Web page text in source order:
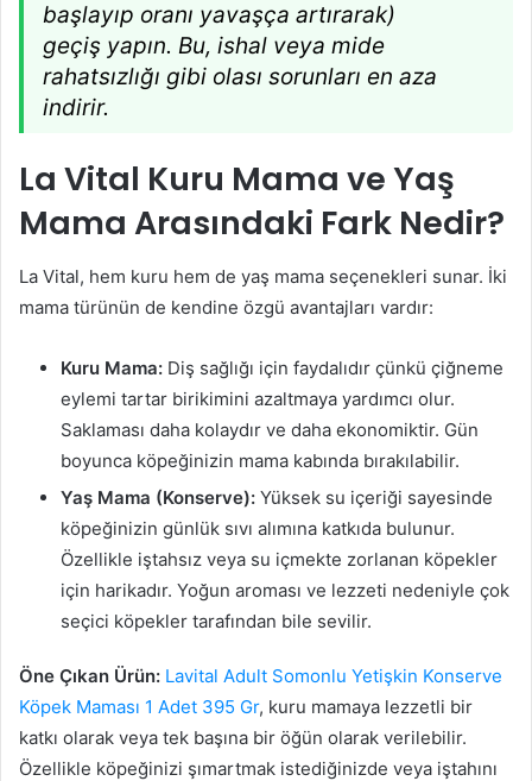
başlayıp oranı yavaşça artırarak)
geçiş yapın. Bu, ishal veya mide
rahatsızlığı gibi olası sorunları en aza
indirir.
La Vital Kuru Mama ve Yaş
Mama Arasındaki Fark Nedir?
La Vital, hem kuru hem de yaş mama seçenekleri sunar. İki
mama türünün de kendine özgü avantajları vardır:
Kuru Mama: Diş sağlığı için faydalıdır çünkü çiğneme
eylemi tartar birikimini azaltmaya yardımcı olur.
Saklaması daha kolaydır ve daha ekonomiktir. Gün
boyunca köpeğinizin mama kabında bırakılabilir.
Yaş Mama (Konserve): Yüksek su içeriği sayesinde
köpeğinizin günlük sıvı alımına katkıda bulunur.
Özellikle iştahsız veya su içmekte zorlanan köpekler
için harikadır. Yoğun aroması ve lezzeti nedeniyle çok
seçici köpekler tarafından bile sevilir.
Öne Çıkan Ürün: Lavital Adult Somonlu Yetişkin Konserve
Köpek Maması 1 Adet 395 Gr, kuru mamaya lezzetli bir
katkı olarak veya tek başına bir öğün olarak verilebilir.
Özellikle köpeğinizi şımartmak istediğinizde veya iştahını